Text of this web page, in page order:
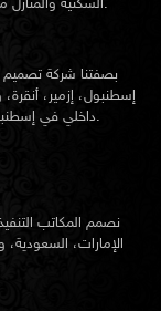
السكنية والمنازل متعددة الطوابق في دبي، جدة، الدوحة، وإسطنبول.
بصفتنا شركة تصميم
إسطنبول، إزمير،
داخلي فيتركيا يثقون بنا لما نقدمه من خدمات متكاملة.
نصمم المكاتب
الإمارات،